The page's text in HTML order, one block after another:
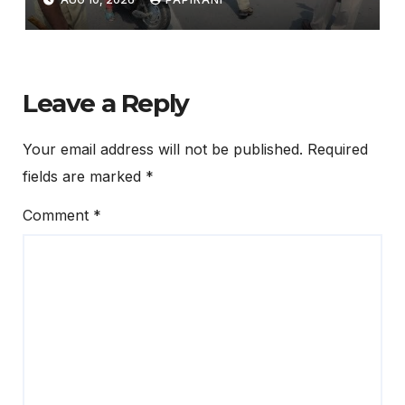
Leave a Reply
Your email address will not be published. Required
fields are marked *
Comment *